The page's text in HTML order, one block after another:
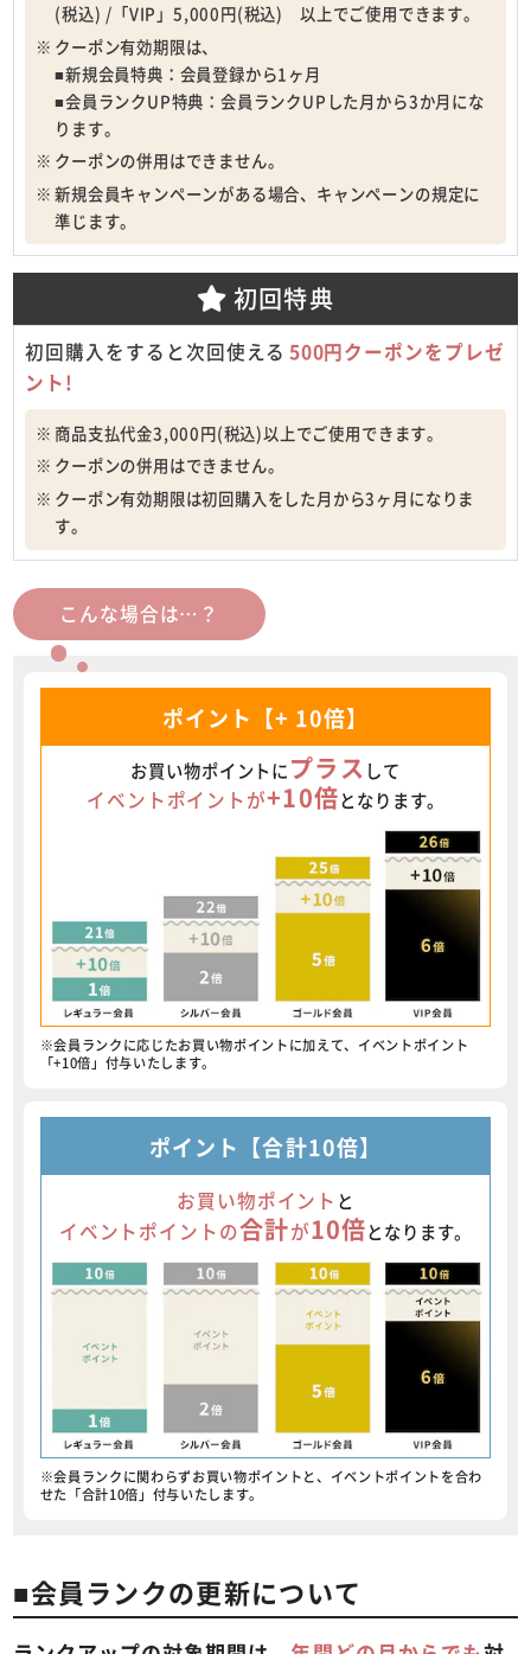
(税込) /「VIP」5,000円(税込) 以上でご使用できます。
クーポン有効期限は、
■新規会員特典：会員登録から1ヶ月
■会員ランクUP特典：会員ランクUPした月から3か月にな
ります。
クーポンの併用はできません。
新規会員キャンペーンがある場合、キャンペーンの規定に
準じます。
初回特典
初回購入をすると次回使える 500円クーポンをプレゼ
ント!
商品支払代金3,000円(税込)以上でご使用できます。
クーポンの併用はできません。
クーポン有効期限は初回購入をした月から3ヶ月になりま
す。
こんな場合は…？
ポイント【+ 10倍】
お買い物ポイントにプラス して
イベントポイントが+10倍となります。
※会員ランクに応じたお買い物ポイントに加えて、イベントポイント
「+10倍」付与いたします。
ポイント【合計10倍】
お買い物ポイント と
イベントポイントの合計が10倍となります。
※会員ランクに関わらずお買い物ポイントと、イベントポイントを合わ
せた「合計10倍」付与いたします。
■会員ランクの更新について